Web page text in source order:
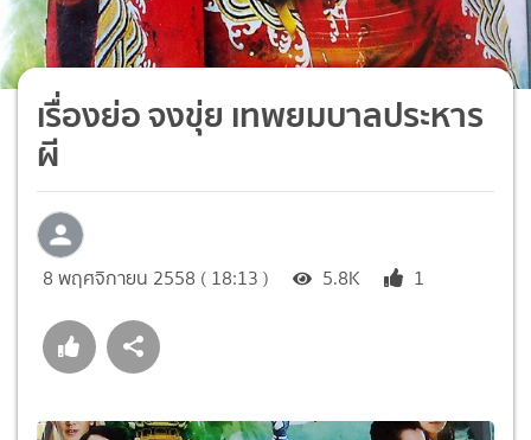
เรื่องย่อ จงขุ่ย เทพยมบาลประหาร
ผี
8 พฤศจิกายน 2558 ( 18:13 ) 5.8K 1